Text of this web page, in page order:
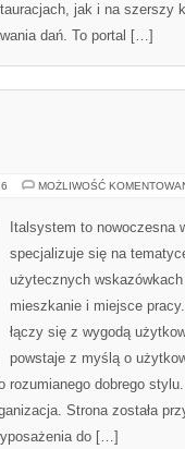
jak i na szerszy
dań. To portal […]
MOŻLIWOŚĆ
Italsystem to nowoczesna
specjalizuje się na
użytecznych
mieszkanie i miejsce
łączy się z wygodą
powstaje z myślą o
dobrego
Strona została
do […]